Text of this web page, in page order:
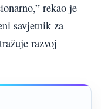
rekao je
savjetnik za
razvoj